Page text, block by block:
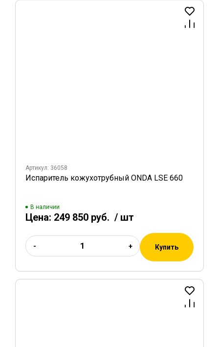
Артикул: 36058
Испаритель кожухотрубный ONDA LSE 660
В наличии
Цена: 249 850 руб. / шт
- + Купить